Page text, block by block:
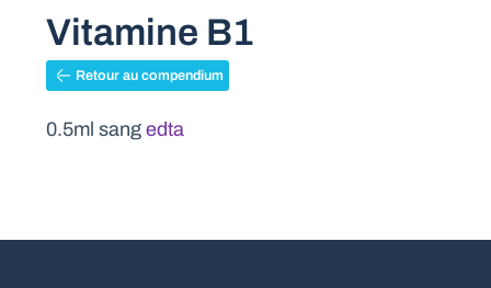
Vitamine B1
Retour au compendium
0.5ml sangedta